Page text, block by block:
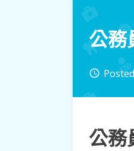
公務
access_time
公務